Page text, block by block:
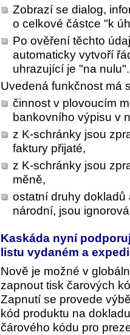
Zobrazí se dialog,
o celkové částce "k
Po ověření těchto
automaticky vytvoří
uhrazující je "na nulu".
Uvedená funkčnost má
činnost v plovoucím
bankovního výpisu v
z K-schránky jsou
faktury přijaté,
z K-schránky jsou
měně,
ostatní druhy
národní, jsou
Kaskáda nyní
listu vydaném a
Nově je možné v
zapnout tisk čarových
Zapnutí se provede
kód produktu na
čárového kódu pro